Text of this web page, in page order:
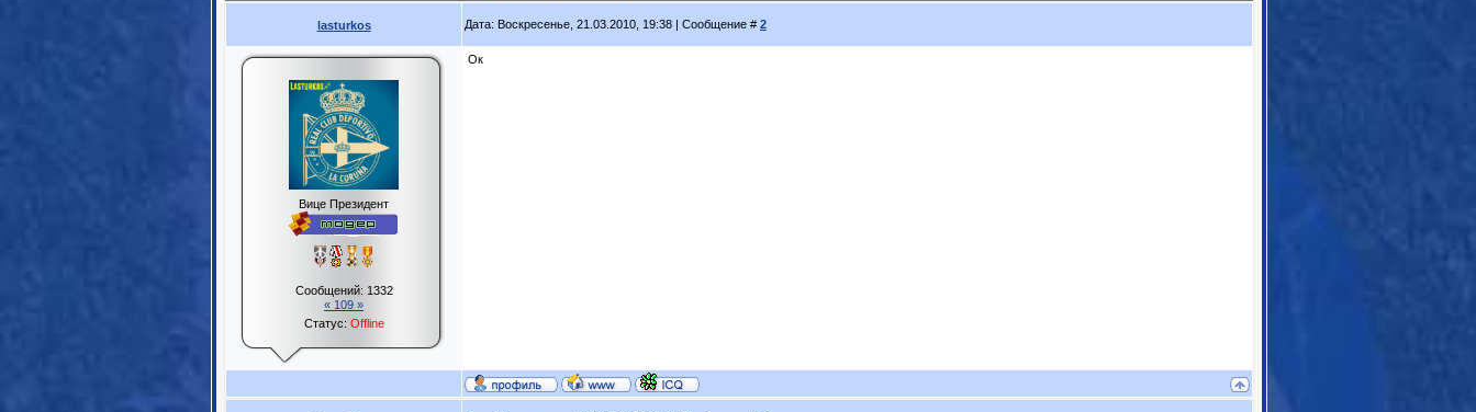
lasturkos Дата: Воскресенье, 21.03.2010, 19:38 | Сообщение # 2
Вице Президент
Сообщений: 1332
« 109 »
Статус: Offline
Ок